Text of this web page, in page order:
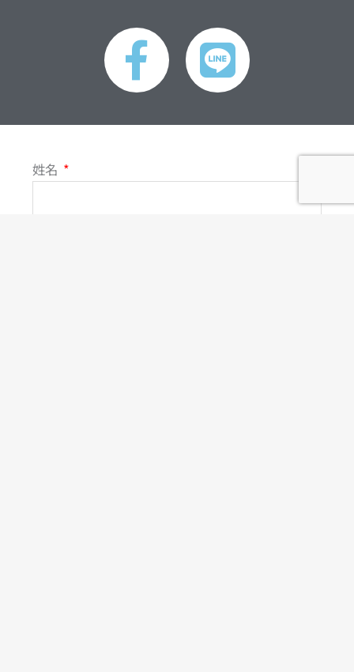
F
a
c
b
L
i
n
姓名